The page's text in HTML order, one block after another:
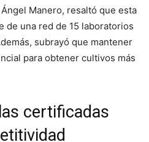
Manero, resaltó que esta
de una red de 15 laboratorios
subrayó que mantener
para obtener cultivos más
certificadas